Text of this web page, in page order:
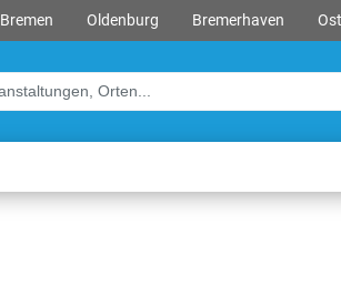
Bremen Oldenburg Bremerhaven